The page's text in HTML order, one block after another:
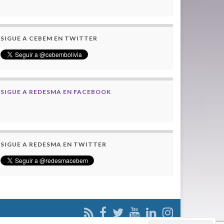
SIGUE A CEBEM EN TWITTER
SIGUE A REDESMA EN FACEBOOK
SIGUE A REDESMA EN TWITTER